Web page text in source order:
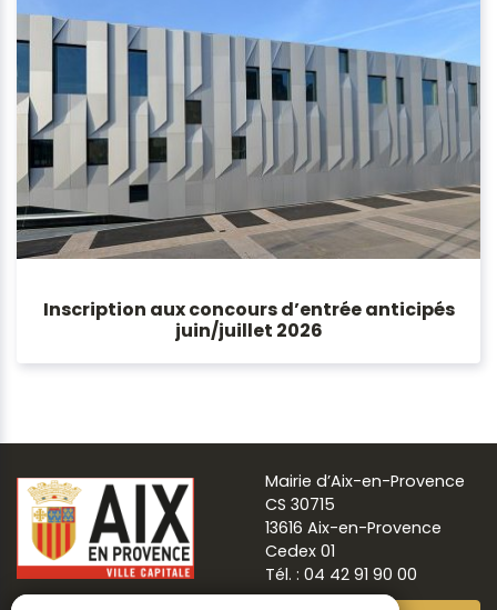
Inscription aux concours d’entrée anticipés
juin/juillet 2026
Mairie d’Aix-en-Provence
CS 30715
13616 Aix-en-Provence
Cedex 01
Tél. : 04 42 91 90 00